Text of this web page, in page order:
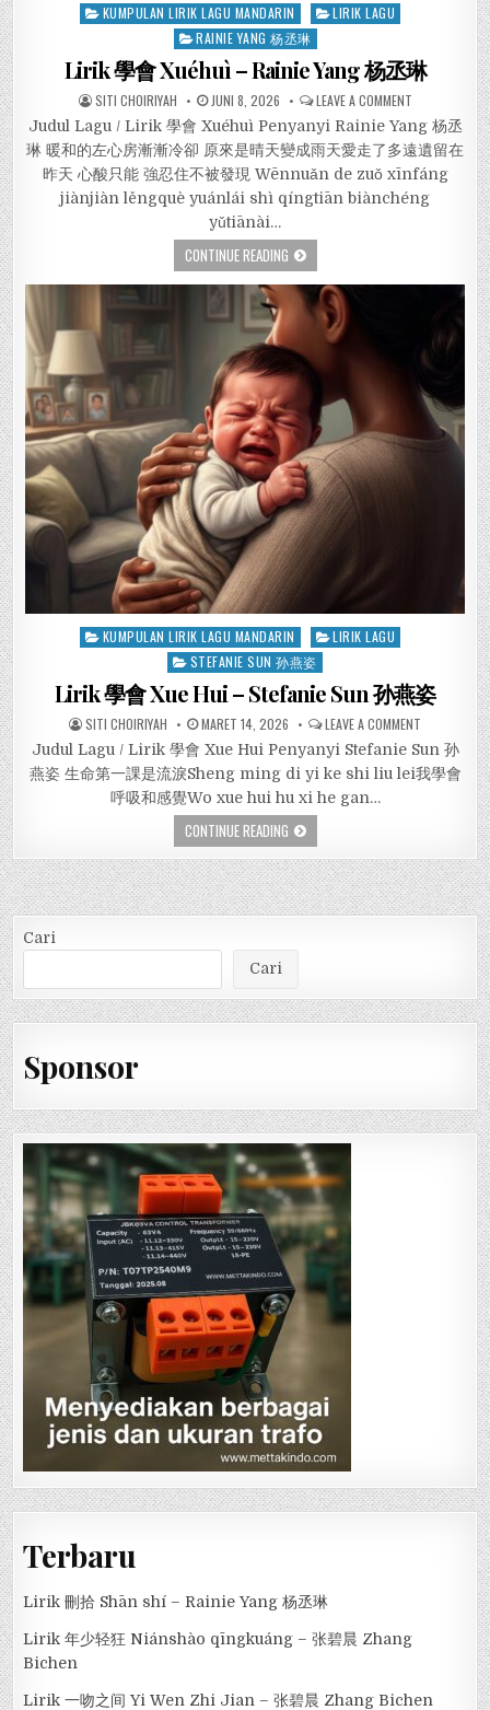
Posted
KUMPULAN LIRIK LAGU MANDARIN
LIRIK LAGU
RAINIE YANG 杨丞琳
Lirik 學會 Xuéhuì – Rainie Yang 杨丞琳
SITI CHOIRIYAH JUNI 8, 2026 LEAVE A COMMENT
Judul Lagu / Lirik 學會 Xuéhuì Penyanyi Rainie Yang 杨丞
琳 暖和的左心房漸漸冷卻 原來是晴天變成雨天愛走了多遠遺留在
昨天 心酸只能 強忍住不被發現 Wēnnuǎn de zuǒ xīnfáng
jiànjiàn lěngquè yuánlái shì qíngtiān biànchéng
yǔtiānài…
CONTINUE READING
Posted
KUMPULAN LIRIK LAGU MANDARIN
LIRIK LAGU
STEFANIE SUN 孙燕姿
Lirik 學會 Xue Hui – Stefanie Sun 孙燕姿
SITI CHOIRIYAH MARET 14, 2026 LEAVE A COMMENT
Judul Lagu / Lirik 學會 Xue Hui Penyanyi Stefanie Sun 孙
燕姿 生命第一課是流淚Sheng ming di yi ke shi liu lei我學會
呼吸和感覺Wo xue hui hu xi he gan…
CONTINUE READING
Cari
Cari
Sponsor
Terbaru
Lirik 刪拾 Shān shí – Rainie Yang 杨丞琳
Lirik 年少轻狂 Niánshào qīngkuáng – 张碧晨 Zhang
Bichen
Lirik 一吻之间 Yi Wen Zhi Jian – 张碧晨 Zhang Bichen